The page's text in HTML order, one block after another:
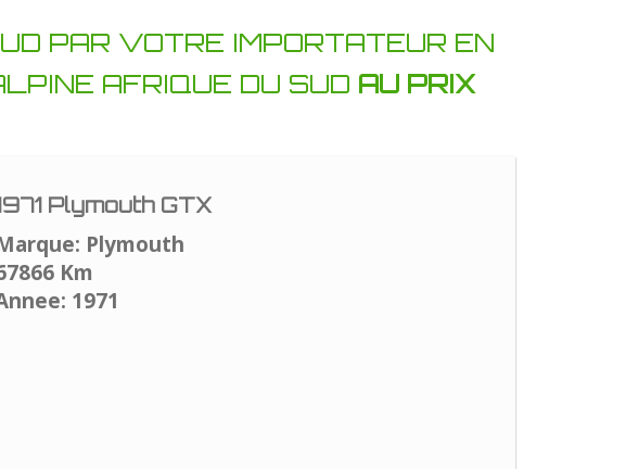
PAR VOTRE IMPORTATEUR EN
AFRIQUE DU SUD AU PRIX
Plymouth GTX
Plymouth
Km
1971